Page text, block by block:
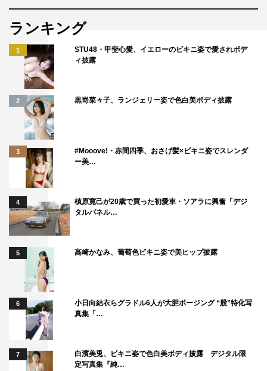
ランキング
1
STU48・甲斐心愛、イエローのビキニ姿で愛されボデ
ィ披露
2 黒嵜菜々子、ランジェリー姿で色白美ボディ披露
3
#Mooove!・赤間四季、おさげ髪×ビキニ姿でスレンダ
ー美…
4
槙原寛己が20歳で買った初愛車・ソアラに興奮「デジ
タルパネル…
5 高崎かなみ、葡萄色ビキニ姿で美ヒップ披露
6
小日向結衣らグラドル6人が大胆ポージング “股”特化写
真集「…
7
白濱美兎、ビキニ姿で色白美ボディ披露 デジタル限
定写真集『純…